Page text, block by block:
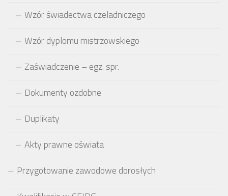
Wzór świadectwa czeladniczego
Wzór dyplomu mistrzowskiego
Zaświadczenie – egz. spr.
Dokumenty ozdobne
Duplikaty
Akty prawne oświata
Przygotowanie zawodowe dorosłych